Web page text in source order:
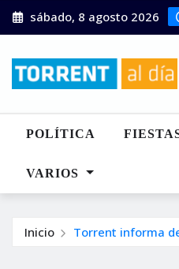
Saltar
al
sábado, 8 agosto 2026
POLÍTICA
VARIOS
Inicio Torrent informa